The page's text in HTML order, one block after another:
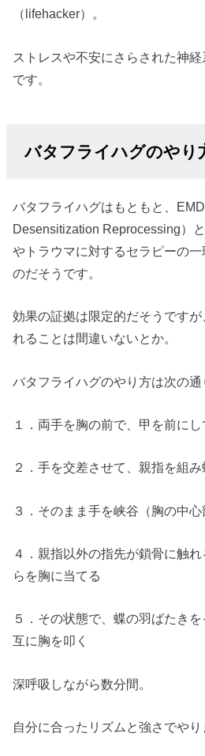
（lifehacker）。
ストレスや不安にさらされた神
です。
バタフライハグのやり
バタフライハグはもともと、
Desensitization Reprocessing）
やトラウマに対するセラピーの
のだそうです。
効果の証拠は限定的だそうですが
れることは間違いないとか。
バタフライハグのやり方は次の通
１．両手を胸の前で、甲を前にし
２．手を交差させて、親指を組
３．そのまま手を峡谷（胸の中心
４．親指以外の指先が鎖骨に触
らを胸に当てる
５．その状態で、蝶の羽ばたき
互に胸を叩く
深呼吸しながら数分間。
自分に合ったリズムと強さでやり